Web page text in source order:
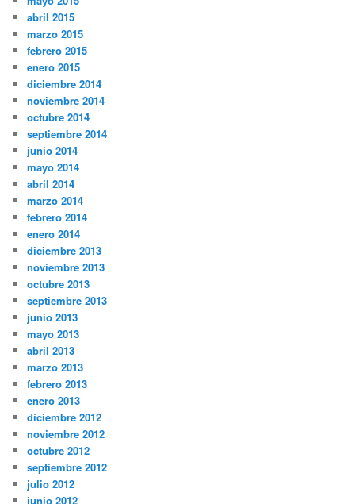
abril 2015
marzo 2015
febrero 2015
enero 2015
diciembre 2014
noviembre 2014
octubre 2014
septiembre 2014
junio 2014
mayo 2014
abril 2014
marzo 2014
febrero 2014
enero 2014
diciembre 2013
noviembre 2013
octubre 2013
septiembre 2013
junio 2013
mayo 2013
abril 2013
marzo 2013
febrero 2013
enero 2013
diciembre 2012
noviembre 2012
octubre 2012
septiembre 2012
julio 2012
junio 2012